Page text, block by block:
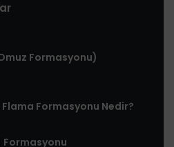
Formasyonu)
Formasyonu Nedir?
Formasyonu